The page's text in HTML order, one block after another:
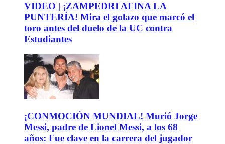
VIDEO | ¡ZAMPEDRI AFINA LA
PUNTERÍA! Mira el golazo que marcó el
toro antes del duelo de la UC contra
Estudiantes
¡CONMOCIÓN MUNDIAL! Murió Jorge
Messi, padre de Lionel Messi, a los 68
años: Fue clave en la carrera del jugador